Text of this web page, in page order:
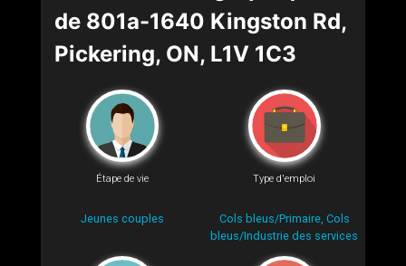
de 801a-1640 Kingston Rd,
Pickering, ON, L1V 1C3
Étape de vie
Jeunes couples
Type d'emploi
Cols bleus/Primaire, Cols
bleus/Industrie des services